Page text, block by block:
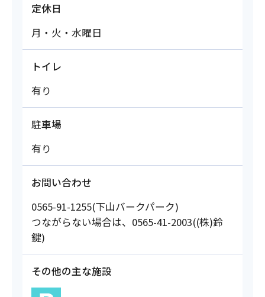
定休日
月・火・水曜日
トイレ
有り
駐車場
有り
お問い合わせ
0565-91-1255(下山バークパーク)
つながらない場合は、0565-41-2003((株)鈴
鍵)
その他の主な施設